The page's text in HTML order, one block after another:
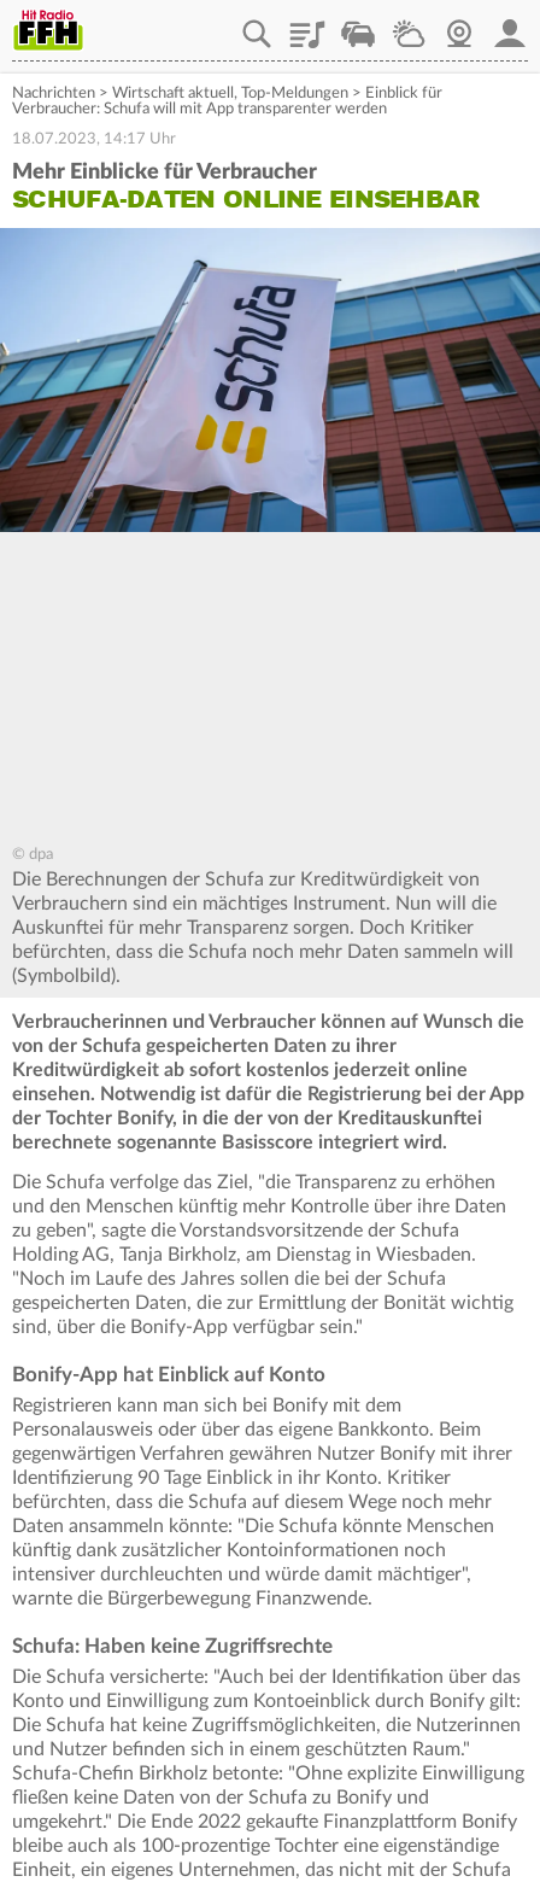
PlaylistStaupilotWetterWebcam
Nachrichten > Wirtschaft aktuell , Top-Meldungen > Einblick für
Verbraucher: Schufa will mit App transparenter werden
18.07.2023, 14:17 Uhr
Mehr Einblicke für Verbraucher
SCHUFA-DATEN ONLINE EINSEHBAR
© dpa
Die Berechnungen der Schufa zur Kreditwürdigkeit von
Verbrauchern sind ein mächtiges Instrument. Nun will die
Auskunftei für mehr Transparenz sorgen. Doch Kritiker
befürchten, dass die Schufa noch mehr Daten sammeln will
(Symbolbild).
Verbraucherinnen und Verbraucher können auf Wunsch die
von der Schufa gespeicherten Daten zu ihrer
Kreditwürdigkeit ab sofort kostenlos jederzeit online
einsehen. Notwendig ist dafür die Registrierung bei der App
der Tochter Bonify, in die der von der Kreditauskunftei
berechnete sogenannte Basisscore integriert wird.
Die Schufa verfolge das Ziel, "die Transparenz zu erhöhen
und den Menschen künftig mehr Kontrolle über ihre Daten
zu geben", sagte die Vorstandsvorsitzende der Schufa
Holding AG, Tanja Birkholz, am Dienstag in Wiesbaden.
"Noch im Laufe des Jahres sollen die bei der Schufa
gespeicherten Daten, die zur Ermittlung der Bonität wichtig
sind, über die Bonify-App verfügbar sein."
Bonify-App hat Einblick auf Konto
Registrieren kann man sich bei Bonify mit dem
Personalausweis oder über das eigene Bankkonto. Beim
gegenwärtigen Verfahren gewähren Nutzer Bonify mit ihrer
Identifizierung 90 Tage Einblick in ihr Konto. Kritiker
befürchten, dass die Schufa auf diesem Wege noch mehr
Daten ansammeln könnte: "Die Schufa könnte Menschen
künftig dank zusätzlicher Kontoinformationen noch
intensiver durchleuchten und würde damit mächtiger",
warnte die Bürgerbewegung Finanzwende.
Schufa: Haben keine Zugriffsrechte
Die Schufa versicherte: "Auch bei der Identifikation über das
Konto und Einwilligung zum Kontoeinblick durch Bonify gilt:
Die Schufa hat keine Zugriffsmöglichkeiten, die Nutzerinnen
und Nutzer befinden sich in einem geschützten Raum."
Schufa-Chefin Birkholz betonte: "Ohne explizite Einwilligung
fließen keine Daten von der Schufa zu Bonify und
umgekehrt." Die Ende 2022 gekaufte Finanzplattform Bonify
bleibe auch als 100-prozentige Tochter eine eigenständige
Einheit, ein eigenes Unternehmen, das nicht mit der Schufa